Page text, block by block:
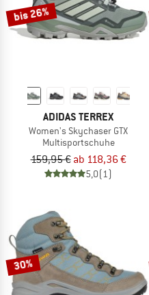
bis 26%
ADIDAS TERREX
Women's Skychaser GTX
Multisportschuhe
159,95 € ab 118,36 €
5,0(1)
30%